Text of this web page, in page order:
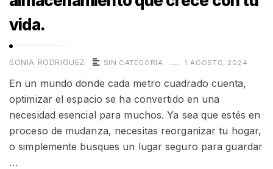
vida.
SONIA RODRIGUEZ SIN CATEGORÍA 1 AGOSTO, 2024
En un mundo donde cada metro cuadrado cuenta,
optimizar el espacio se ha convertido en una
necesidad esencial para muchos. Ya sea que estés en
proceso de mudanza, necesitas reorganizar tu hogar,
o simplemente busques un lugar seguro para guardar
…